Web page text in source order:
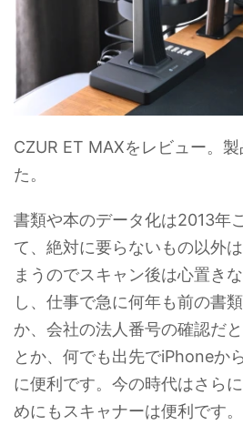
CZUR ET MAXをレビュー。
た。
書類や本のデータ化は2013年
て、絶対に要らないもの以外
まうのでスキャン後は心置き
し、仕事で急に何年も前の書
か、会社の法人番号の確認だ
とか、何でも出先でiPhoneか
に便利です。今の時代はさら
めにもスキャナーは便利です。